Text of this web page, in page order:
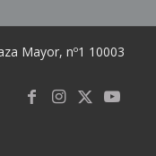
Mayor, nº1 10003